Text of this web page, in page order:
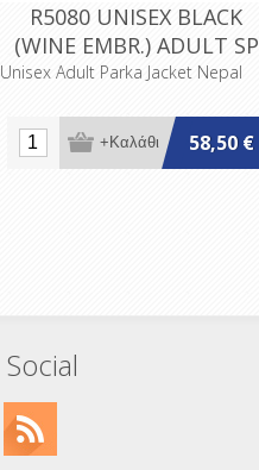
R5080 UNISEX BLACK
(WINE EMBR.) ADULT SP
Unisex Adult Parka Jacket Nepal
58,50 €
Social